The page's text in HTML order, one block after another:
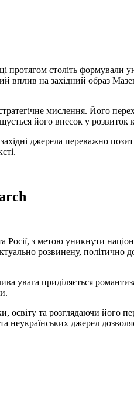
протягом століть формували
вплив на західний образ
мислення. Його
його внесок у розвиток
джерела переважно
Росії, з метою уникнути
розвинену, політично
увага приділяється
освіту та розглядаючи його
неукраїнських джерел